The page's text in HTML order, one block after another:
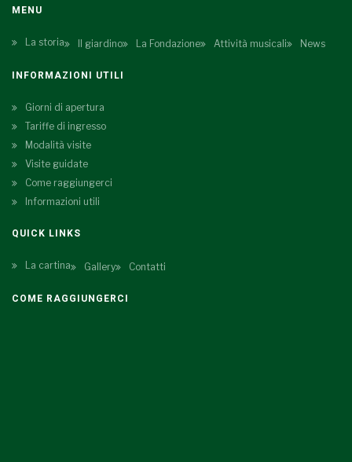
MENU
La storia Il giardino La Fondazione Attività musicali News
INFORMAZIONI UTILI
Giorni di apertura
Tariffe di ingresso
Modalità visite
Visite guidate
Come raggiungerci
Informazioni utili
QUICK LINKS
La cartina Gallery Contatti
COME RAGGIUNGERCI